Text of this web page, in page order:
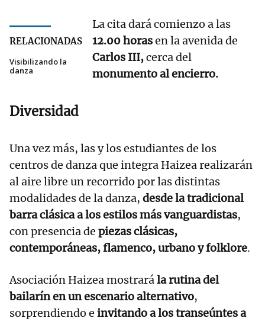
RELACIONADAS
Visibilizando la
danza
La cita dará comienzo alas
12.00 horasen la avenida de
Carlos III,cerca del
monumento al encierro.
Diversidad
Una vez más, las y los estudiantes de los
centros de danza que integra Haizea realizarán
al aire libre un recorrido por las distintas
modalidades de la danza, desde la tradicional
barra clásica a los estilos más vanguardistas,
con presencia de piezas clásicas,
contemporáneas, flamenco, urbano y folklore.
Asociación Haizea mostrarála rutina del
bailarín en un escenario alternativo,
sorprendiendo e invitando a los transeúntes a